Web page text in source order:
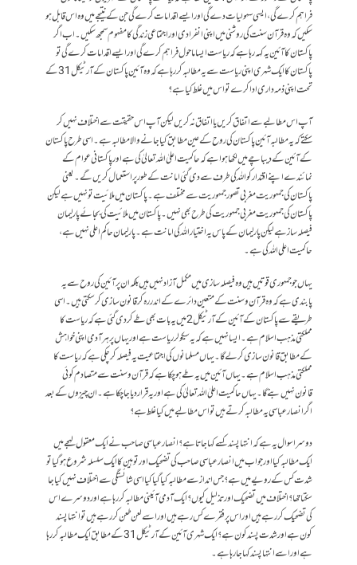
فراہم کرے گی، ایسی سہولیات دے گی ا ور ایسے اقدامات کرے گی جن کے نتیجے میں وہ اس قابل ہو
سکیں کہ وہ قرآن سنت کی روشنی میں اپنی انفرادی اور اجتماعی زندگی کا مفہوم سمجھ سکیں۔ اب اگر
پاکستان کا آئین یہ کہہ رہا ہے کہ ریاست ایسا ماحول فراہم کرے گی اور ایسے اقدامات کرے گی تو
پاکستان کا ایک شہری اپنی ریاست سے یہ مطالبہ کر رہا ہے کہ وہ آئین پاکستان کے آرٹیکل 31کے
تحت اپنی ذمہ داری ادا کرے تو اس میں غلط کیا ہے؟
آپ اس مطالبے سے اتفاق کریں یا اتفاق نہ کریں لیکن آپ اس حقیقت سے اختلاف نہیں کر
سکتے کہ یہ مطالبہ آئین پاکستان کی روح کے عین مطابق کیا جانے والا مطالبہ ہے۔اسی طرح پاکستان
کے آئین کے دیباچے میں لکھا ہوا ہے کہ حاکمیت اعلیٰ اللہ تعالیٰ کی ہے اور پاکستانی عوام کے
نمائندے اپنے اقتدار کو اللہ کی طرف سے دی گئی امانت کے طور پر استعمال کریں گے۔ یعنی
پاکستان کی جمہوریت مغربی تصور جمہوریت سے مختلف ہے۔ پاکستان میں ملائیت تو نہیں ہے لیکن
پاکستان کی جمہوریت مغربی جمہوریت کی طرح بھی نہیں ۔ پاکستان میں ملائیت کی بجائے پارلیمان
فیصلہ ساز ہے لیکن پارلیمان کے پاس یہ اختیار اللہ کی امانت ہے۔ پارلیمان حاکم اعلی نہیں ہے ،
حاکمیت اعلی اللہ کی ہے۔
یہاں جو جمہوری قوتیں ہیں وہ فیصلہ سازی میں مکمل آزاد نہیں ہیں بلکہ ان پر آئین کی روح سے یہ
پابندی ہے کہ وہ قرآن و سنت کے متعین دائرے کے اندر رہ کر قانون سازی کر سکتی ہیں۔اسی
طریقے سے پاکستان کے آئین کے آرٹیکل 2 میں یہ بات بھی طے کر دی گئی ہے کہ ریاست کا
مملکتی مذہب اسلام ہے۔ ایسا نہیں ہے کہ یہ سیکولر ریاست ہے اور یہاں پر ہر آدمی اپنی خواہش
کے مطابق قانون سازی کر لے گا۔ یہاں مسلمانوں کی اجتماعیت یہ فیصلہ کر چکی ہے کہ ریاست کا
مملکتی مذہب اسلام ہے۔ یہاں آئین میں یہ طے ہو چکا ہے کہ قرآن و سنت سےمتصادم کوئی
قانون نہیں بنے گا ۔ یہاں حاکمیت اعلیٰ اللہ تعالیٰ کی ہے اور یہ قرار دیا جا چکا ہے۔ ان چیزوں کے بعد
اگر انصار عباسی یہ مطالبہ کرتے ہیں تو اس مطالبے میں کیا غلط ہے؟
دوسرا سوال یہ ہے کہ انتہا پسند کسے کہا جاتا ہے؟ انصار عباسی صاحب نے ایک معقول لہجے میں
ایک مطالبہ کیا اور جواب میں انصار عباسی صاحب کی تضحیک اور توہین کا ایک سلسلہ شروع ہو گیا تو
شدت کس کے رویے میں ہے؟ جس انداز سے مطالبہ کیا گیا کیا اسی شائستگی سے اختلاف نہیں کیا جا
سکتا تھا؟ اختلاف میں تضحیک اور تذلیل کیوں؟ایک آدمی آئینی مطالبہ کر رہا ہے اور دوسرے اس
کی تضحیک کر رہے ہیں اور اس پر فقرے کس رہے ہیں اور اسے لعن طعن کر رہے ہیں تو انتہا پسند
کون ہے اور شدت پسند کون ہے؟ ایک شہری آئین کے آرٹیکل 31 کے مطابق ایک مطالبہ کر رہا
ہے اور اسے انتہا پسند کہا جا رہا ہے۔